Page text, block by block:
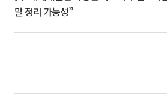
말 정리 가능성”